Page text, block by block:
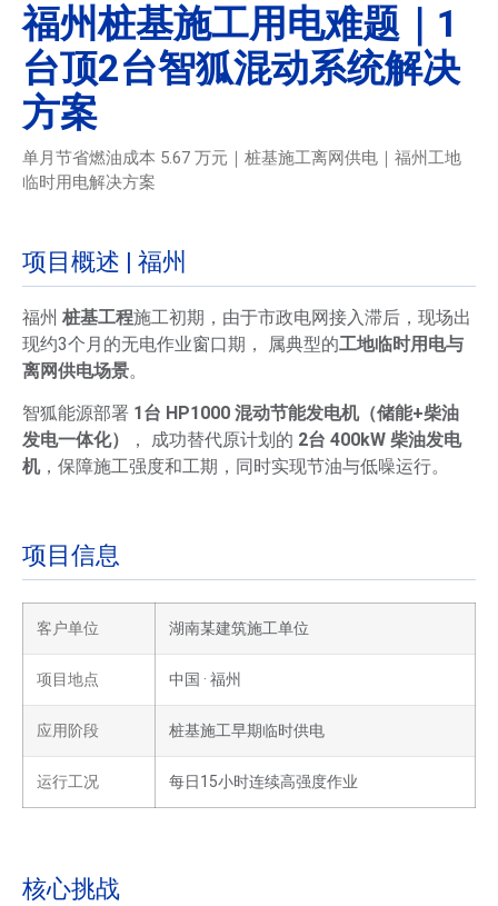
福州桩基施工用电难题｜1
台顶2台智狐混动系统解决
方案
单月节省燃油成本 5.67 万元｜桩基施工离网供电｜福州工地
临时用电解决方案
项目概述 | 福州
福州 桩基工程施工初期，由于市政电网接入滞后，现场出
现约3个月的无电作业窗口期， 属典型的工地临时用电与
离网供电场景。
智狐能源部署 1台 HP1000 混动节能发电机（储能+柴油
发电一体化）
， 成功替代原计划的 2台 400kW 柴油发电
机，保障施工强度和工期，同时实现节油与低噪运行。
项目信息
客户单位 湖南某建筑施工单位
项目地点 中国 · 福州
应用阶段 桩基施工早期临时供电
运行工况 每日15小时连续高强度作业
核心挑战